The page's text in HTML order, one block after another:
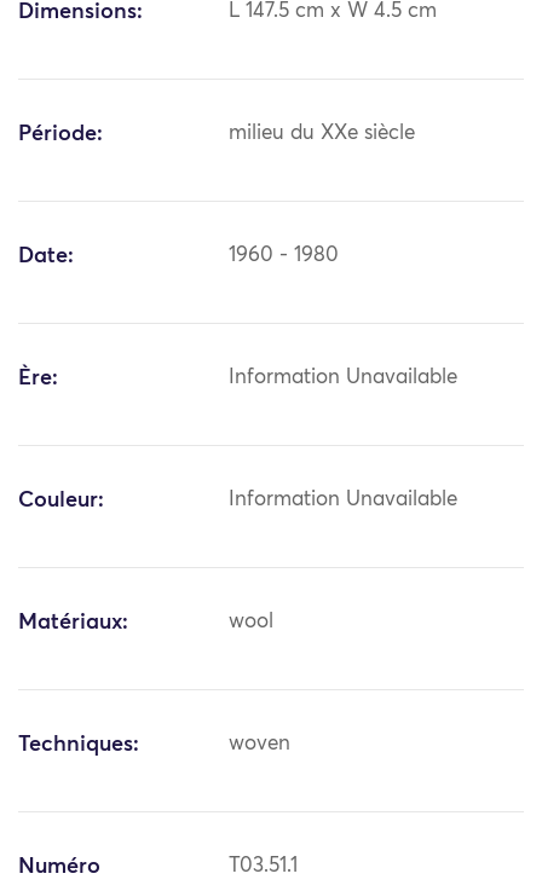
Dimensions: L 147.5 cm x W 4.5 cm
Période: milieu du XXe siècle
Date: 1960 - 1980
Ère: Information Unavailable
Couleur: Information Unavailable
Matériaux: wool
Techniques: woven
Numéro
T03.51.1